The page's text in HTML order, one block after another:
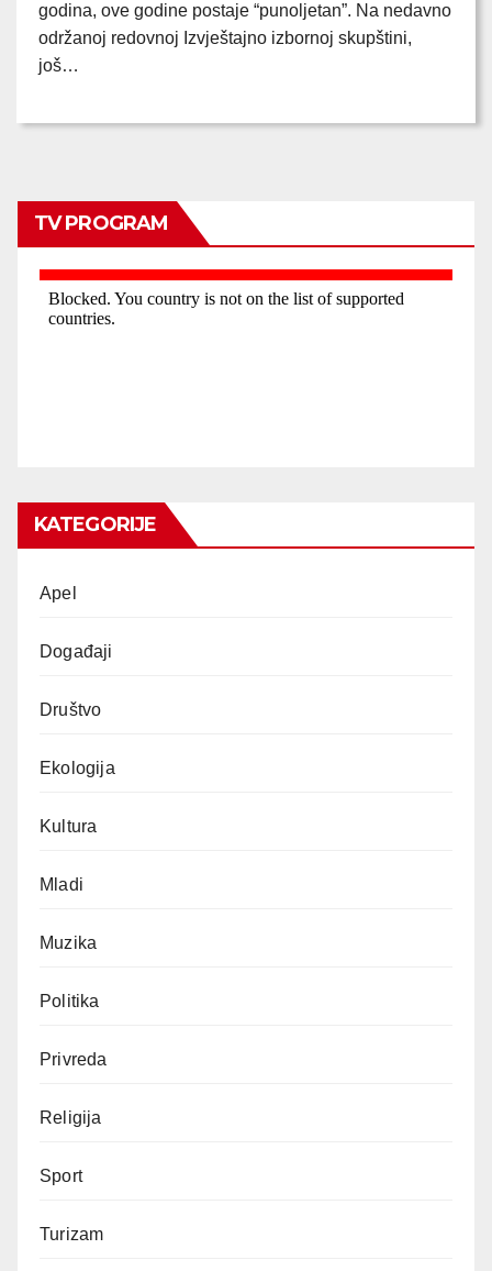
godina, ove godine postaje “punoljetan”. Na nedavno
održanoj redovnoj Izvještajno izbornoj skupštini,
još…
TV PROGRAM
KATEGORIJE
Apel
Događaji
Društvo
Ekologija
Kultura
Mladi
Muzika
Politika
Privreda
Religija
Sport
Turizam